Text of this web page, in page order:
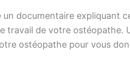
documentaire expliquant
travail de votre ostéopathe.
ostéopathe pour vous